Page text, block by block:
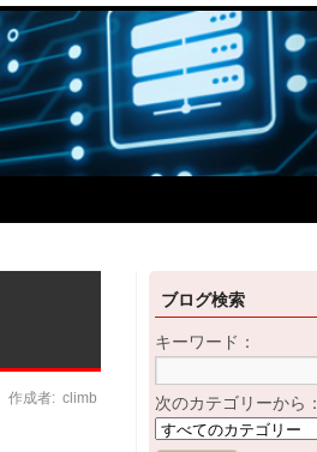
作成者: climb
ブログ検索
キーワード：
次のカテゴリーから：